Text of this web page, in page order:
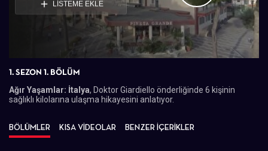
Videoyu
Oynat
LİSTEME EKLE
1. SEZON 1. BÖLÜM
Ağır Yaşamlar: İtalya, Doktor Giardiello önderliğinde 6 kişinin
sağlıklı kilolarına ulaşma hikayesini anlatıyor.
BÖLÜMLER KISA VİDEOLAR BENZER İÇERİKLER